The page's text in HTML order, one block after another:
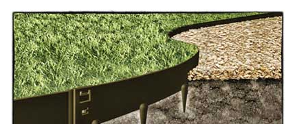
Kašna se sousoším Vinobraní na náměstí
Míru v Mělníku
Kašna Rusalka ve Smetanových sadech v
Plzni
Fontána se sochou Matka s dítětem v
Kopeckého sadech v Plzni